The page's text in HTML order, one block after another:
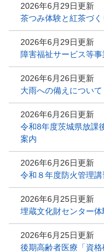
2026年6月29日更新
茶つみ体験と紅茶づく
2026年6月29日更新
障害福祉サービス等
2026年6月26日更新
大雨への備えについて
2026年6月26日更新
令和8年度茨城県放課
案内
2026年6月26日更新
令和８年度防火管理講
2026年6月25日更新
埋蔵文化財センター体
2026年6月25日更新
後期高齢者医療「資格